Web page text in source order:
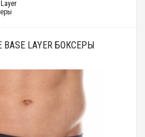
LAYER БОКСЕРЫ